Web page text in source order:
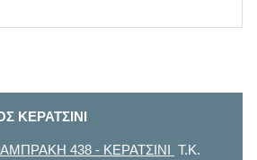
ΚΕΡΑΤΣΙΝΙ
438 - ΚΕΡΑΤΣΙΝΙ T.K.